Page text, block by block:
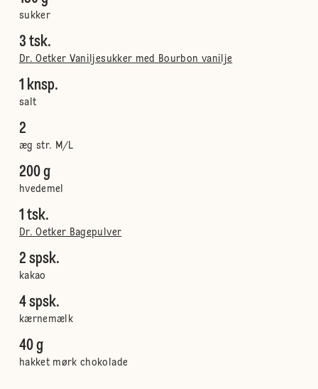
sukker
3 tsk.
Dr. Oetker Vaniljesukker med Bourbon vanilje
1 knsp.
salt
2
æg str. M/L
200 g
hvedemel
1 tsk.
Dr. Oetker Bagepulver
2 spsk.
kakao
4 spsk.
kærnemælk
40 g
hakket mørk chokolade